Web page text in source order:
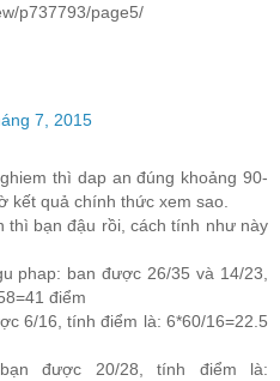
p737793/page5/
7, 2015
thì dap an đúng khoảng 90-
kết quả chính thức xem sao.
thì bạn đậu rồi, cách tính như này
phap: ban được 26/35 và 14/23,
điểm
6/16, tính điểm là: 6*60/16=22.5
được 20/28, tính điểm là: